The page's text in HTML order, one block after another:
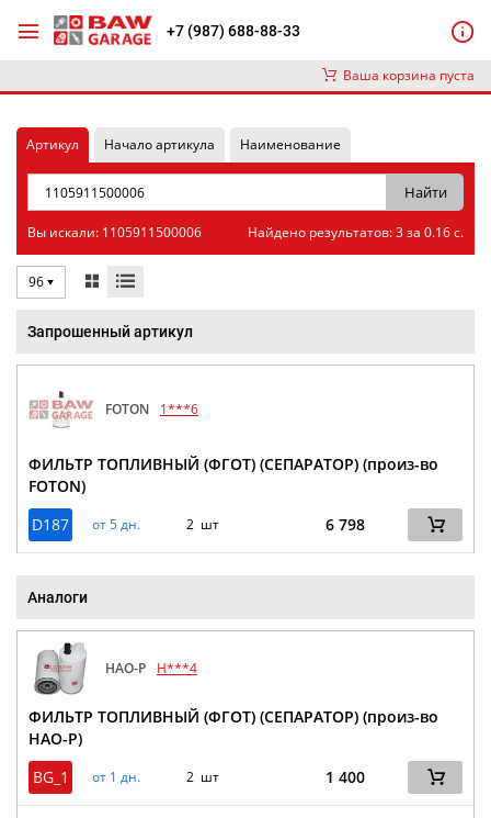
+7 (987) 688-88-33
Ваша корзина пуста
Артикул Начало артикула Наименование
Вы искали: 1105911500006 Найдено результатов: 3 за 0.16 с.
96
Запрошенный артикул
FOTON 1***6
ФИЛЬТР ТОПЛИВНЫЙ (ФГОТ) (СЕПАРАТОР) (произ-во
FOTON)
D187
от 5 дн. 2 шт 6 798
Аналоги
HAO-P H***4
ФИЛЬТР ТОПЛИВНЫЙ (ФГОТ) (СЕПАРАТОР) (произ-во
HAO-P)
BG_1
от 1 дн. 2 шт 1 400